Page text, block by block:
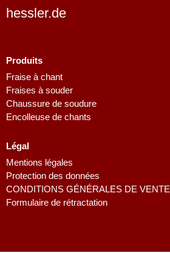
hessler.de
Produits
Fraise à chant
Fraises à souder
Chaussure de soudure
Encolleuse de chants
Légal
Mentions légales
Protection des données
CONDITIONS GÉNÉRALES DE VENTE
Formulaire de rétractation
Polish
Spanish
Finnish
Dutch